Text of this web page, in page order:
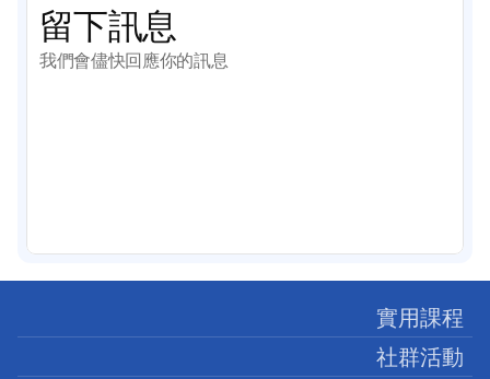
留下訊息
我們會儘快回應你的訊息
實用課程
社群活動